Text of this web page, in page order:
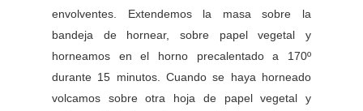
envolventes. Extendemos la masa sobre la
bandeja de hornear, sobre papel vegetal y
horneamos en el horno precalentado a 170º
durante 15 minutos. Cuando se haya horneado
volcamos sobre otra hoja de papel vegetal y